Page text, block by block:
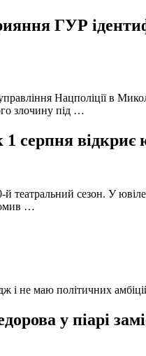
ГУР
Нацполіції в
злочину під …
серпня відкриє
театральний сезон. У
…
і не маю політичних
у піарі